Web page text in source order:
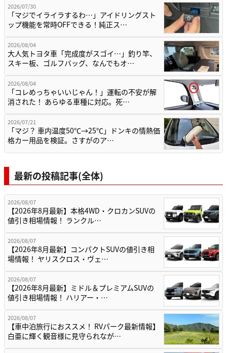
2026/07/30
「マジでイライラするわ…」アイドリングスト
ップ機能を常時OFFできる！純正ス…
2026/08/04
大人気トヨタ車「完成度がスゴイ…」釣り竿、
スキー板、ゴルフバッグ、なんでもオ…
2026/08/04
「コレめっちゃいいじゃん！」運転の不安が解
消された！ あらゆる車種に対応。死…
2026/07/21
「マジ？ 車内温度50℃→25℃」ドンキの情熱価
格カー用品を検証。さすがのア…
最新の投稿記事(全体)
2026/08/07
【2026年8月最新】本格4WD・クロカンSUVの
値引き相場情報！ ランクル…
2026/08/07
【2026年8月最新】コンパクトSUVの値引き相
場情報！ ヤリスクロス・ヴェ…
2026/08/07
【2026年8月最新】ミドル＆プレミアムSUVの
値引き相場情報！ ハリアー・…
2026/08/07
【車中泊旅行におススメ！ RVパーク最新情報】
白亜に輝く観音様に見守られなが…